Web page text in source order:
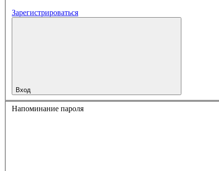
Зарегистрироваться
Вход
Напоминание пароля